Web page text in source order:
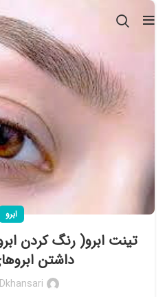
ابرو
تینت ابرو( رنگ کردن
داشتن